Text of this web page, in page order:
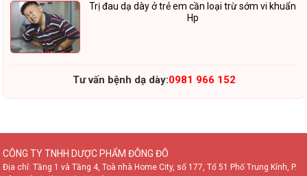
Trị đau dạ dày ở trẻ em cần loại trừ sớm vi khuẩn
Hp
Tư vấn bệnh dạ dày:0981 966 152
CÔNG TY TNHH DƯỢC PHẨM ĐÔNG ĐÔ
Địa chỉ: Tầng 1 và Tầng 4, Toà nhà Home City, số 177, Tổ 51 Phố Trung Kính, P.